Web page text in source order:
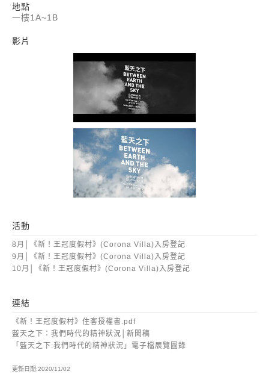
地點
一樓1A~1B
影片
活動
8月│《新！王冠度假村》(Corona Villa)入房登記
9月│《新！王冠度假村》(Corona Villa)入房登記
10月│《新！王冠度假村》(Corona Villa)入房登記
連結
《新！王冠度假村》住客授權書.pdf
藍天之下：我們時代的精神狀況│新聞稿
「藍天之下:我們時代的精神狀況」電子檔展覽圖錄
更新日期:2020/11/02